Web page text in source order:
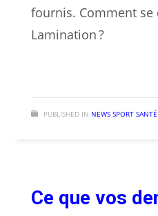
fournis. Comment
Lamination ?
PUBLISHED IN NEWS SPORT SANTÉ
Ce que vos